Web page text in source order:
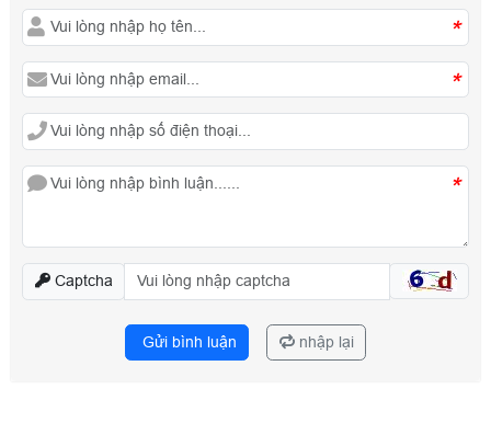
*
*
*
Captcha
Gửi bình luận nhập lại